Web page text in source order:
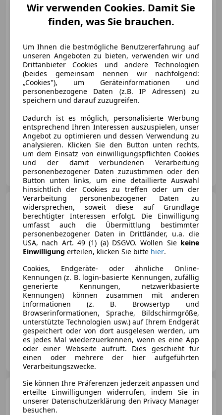
€ 16 500
09/2016 99 200 km Diesel 92 kW (125 PS)
Privat
AT-8151 Hitzendorf
Ford Transit BusTransit
Minibus 2,2 TDCi L3H2 410 Trend
Trend
€ 7 000
06/2017 243 000 km Diesel 96 kW (131 PS)
Privat
AT-2493 Lichtenwörth
Ford Transit BusTransit
Minibus 2,2 TDCi L4H3 460 Trend
Trend
Wir verwenden Cookies. Damit Sie
finden, was Sie brauchen.
Um Ihnen die bestmögliche Benutzererfahrung auf
unseren Angeboten zu bieten, verwenden wir und
Drittanbieter Cookies und andere Technologien
(beides gemeinsam nennen wir nachfolgend:
„Cookies"), um Geräteinformationen und
personenbezogene Daten (z.B. IP Adressen) zu
speichern und darauf zuzugreifen.
Dadurch ist es möglich, personalisierte Werbung
entsprechend Ihren Interessen auszuspielen, unser
Angebot zu optimieren und dessen Verwendung zu
analysieren. Klicken Sie den Button unten rechts,
um dem Einsatz von einwilligungspflichten Cookies
und der damit verbundenen Verarbeitung
personenbezogener Daten zuzustimmen oder den
Button unten links, um eine detaillierte Auswahl
hinsichtlich der Cookies zu treffen oder um der
Verarbeitung personenbezogener Daten zu
widersprechen, soweit diese auf Grundlage
berechtigter Interessen erfolgt. Die Einwilligung
umfasst auch die Übermittlung bestimmter
personenbezogener Daten in Drittländer, u.a. die
USA, nach Art. 49 (1) (a) DSGVO. Wollen Sie keine
Einwilligung erteilen, klicken Sie bitte hier.
Cookies, Endgeräte- oder ähnliche Online-
Kennungen (z. B. login-basierte Kennungen, zufällig
generierte Kennungen, netzwerkbasierte
Kennungen) können zusammen mit anderen
Informationen (z. B. Browsertyp und
Browserinformationen, Sprache, Bildschirmgröße,
unterstützte Technologien usw.) auf Ihrem Endgerät
gespeichert oder von dort ausgelesen werden, um
es jedes Mal wiederzuerkennen, wenn es eine App
oder einer Webseite aufruft. Dies geschieht für
einen oder mehrere der hier aufgeführten
Verarbeitungszwecke.
Sie können Ihre Präferenzen jederzeit anpassen und
erteilte Einwilligungen widerrufen, indem Sie in
unserer Datenschutzerklärung den Privacy Manager
besuchen.